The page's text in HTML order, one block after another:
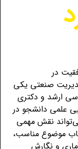
در
صنعتی یکی
ارشد و دکتری
علمی دانشجو در
نقش مهمی
موضوع مناسب،
و نگارش